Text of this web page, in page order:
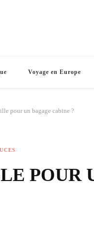
Voyage en Europe
pour un bagage cabine ?
POUR